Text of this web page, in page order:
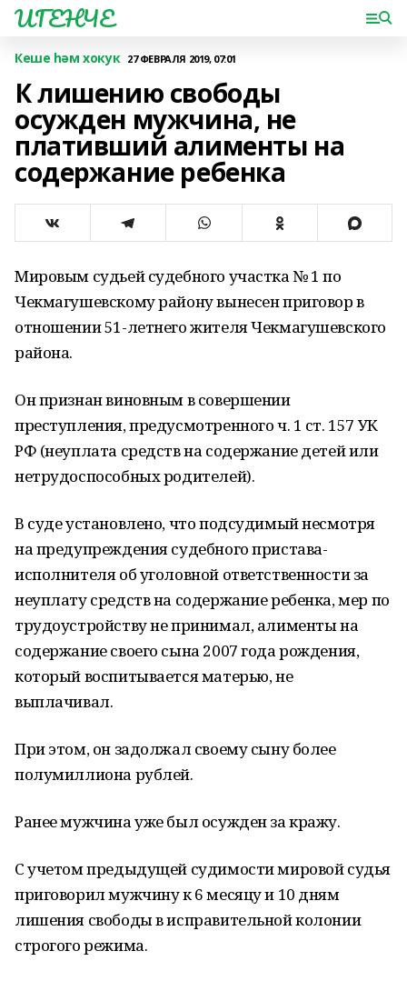
ИГЕНЧЕ
Кеше һәм хокук 27 ФЕВРАЛЯ 2019, 07:01
К лишению свободы
осужден мужчина, не
плативший алименты на
содержание ребенка
Мировым судьей судебного участка № 1 по
Чекмагушевскому району вынесен приговор в
отношении 51-летнего жителя Чекмагушевского
района.
Он признан виновным в совершении
преступления, предусмотренного ч. 1 ст. 157 УК
РФ (неуплата средств на содержание детей или
нетрудоспособных родителей).
В суде установлено, что подсудимый несмотря
на предупреждения судебного пристава-
исполнителя об уголовной ответственности за
неуплату средств на содержание ребенка, мер по
трудоустройству не принимал, алименты на
содержание своего сына 2007 года рождения,
который воспитывается матерью, не
выплачивал.
При этом, он задолжал своему сыну более
полумиллиона рублей.
Ранее мужчина уже был осужден за кражу.
С учетом предыдущей судимости мировой судья
приговорил мужчину к 6 месяцу и 10 дням
лишения свободы в исправительной колонии
строгого режима.